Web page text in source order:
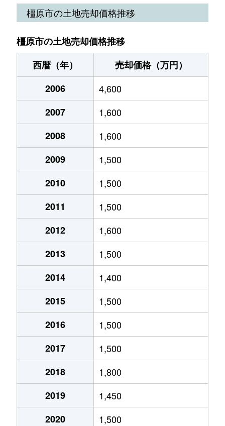
四条町
3,100万円 畝傍御陵前
徒歩
四条町
860万円 畝傍御陵前
徒歩9
小綱町
3,100万円 大和八木
徒歩
小綱町
3,300万円 大和八木
徒歩
菖蒲町
3,100万円 橿原神宮前
徒歩
菖蒲町
1,700万円 橿原神宮前
徒歩
白橿町
4,100万円 岡寺
徒歩7
白橿町
4,200万円 岡寺
徒歩
曽我町
290万円 真菅
徒歩
曽我町
1,600万円 真菅
徒歩
曽我町
380万円 大和八木
徒歩
醍醐町
2,600万円 耳成
徒歩
高殿町
3,000万円 耳成
徒歩7
土橋町
350万円 真菅
徒歩
土橋町
2,000万円 真菅
徒歩4
土橋町
850万円 真菅
徒歩9
橿原市の土地売却価格推移
橿原市の土地売却価格推移
西暦（年）
売却価格（万円）
2006
4,600
2007
1,600
2008
1,600
2009
1,500
2010
1,500
2011
1,500
2012
1,600
2013
1,500
2014
1,400
2015
1,500
2016
1,500
2017
1,500
2018
1,800
2019
1,450
2020
1,500